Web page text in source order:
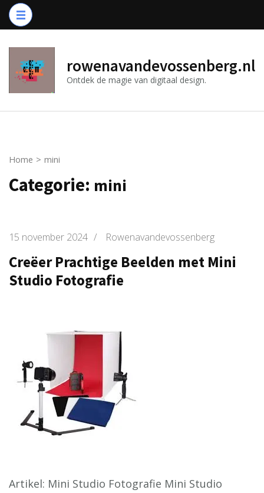
Ga
naar
(druk
Enter)
rowenavandevossenberg.nl
Ontdek de magie van digitaal design.
Home > mini
Categorie: mini
15 november 2024 / Rowenavandevossenberg
Creëer Prachtige Beelden met Mini
Studio Fotografie
Artikel: Mini Studio Fotografie Mini Studio